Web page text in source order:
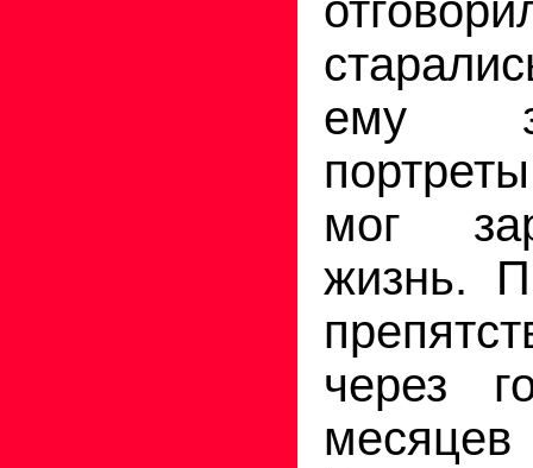
ему
мог
жизнь.
через